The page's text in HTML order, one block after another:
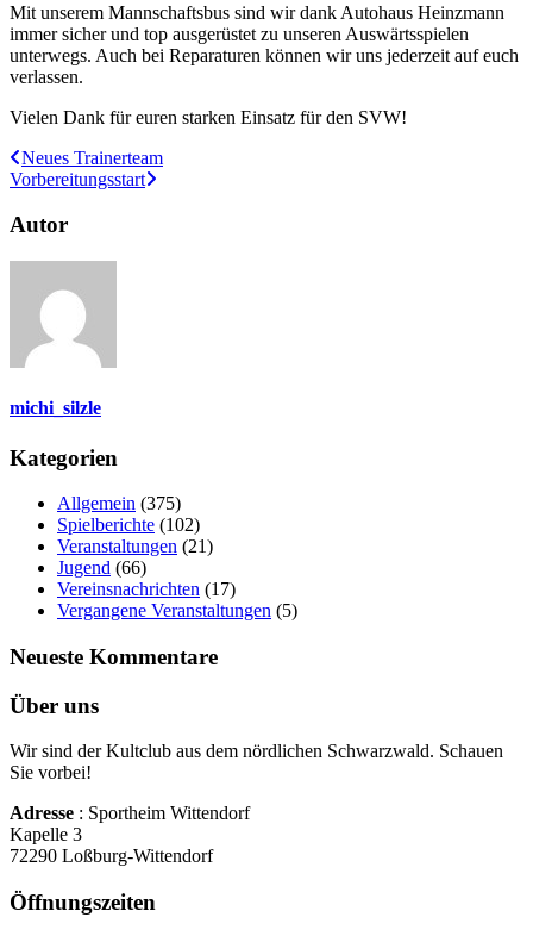
Mit unserem Mannschaftsbus sind wir dank Autohaus Heinzmann
immer sicher und top ausgerüstet zu unseren Auswärtsspielen
unterwegs. Auch bei Reparaturen können wir uns jederzeit auf euch
verlassen.
Vielen Dank für euren starken Einsatz für den SVW!
Neues Trainerteam
Vorbereitungsstart
Autor
michi_silzle
Kategorien
Allgemein (375)
Spielberichte (102)
Veranstaltungen (21)
Jugend (66)
Vereinsnachrichten (17)
Vergangene Veranstaltungen (5)
Neueste Kommentare
Über uns
Wir sind der Kultclub aus dem nördlichen Schwarzwald. Schauen
Sie vorbei!
Adresse : Sportheim Wittendorf
Kapelle 3
72290 Loßburg-Wittendorf
Öffnungszeiten